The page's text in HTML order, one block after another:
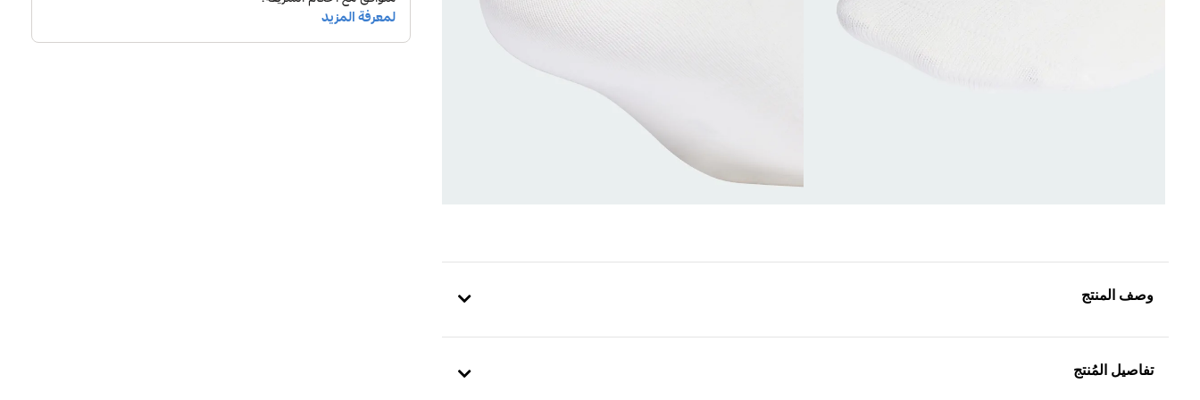
وصف المنتج
تفاصيل المُنتج